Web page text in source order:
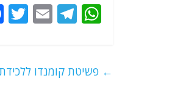
W
s
T
g
E
l ← פשיטת קומנדו